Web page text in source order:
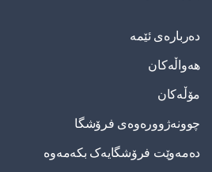
دەربارەی ئێمە
هەواڵەکان
مۆڵەکان
چوونەژوورەوەی فرۆشگا
دەمەوێت فرۆشگایەک بکەمەوە